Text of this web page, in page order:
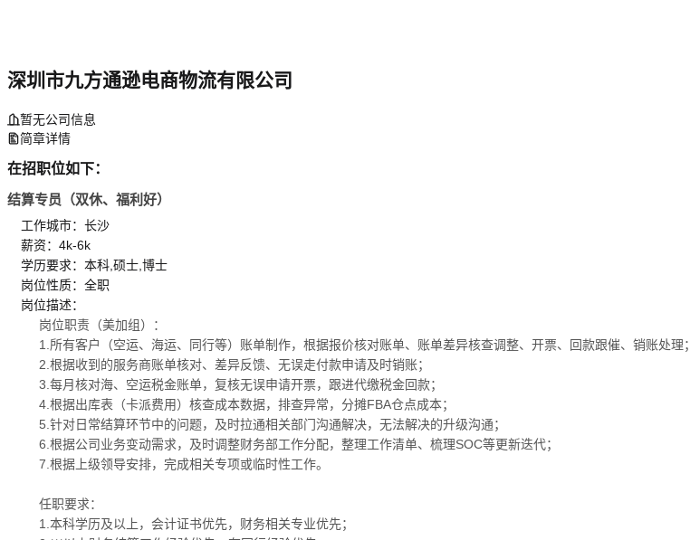
深圳市九方通逊电商物流有限公司
暂无公司信息
简章详情
在招职位如下：
结算专员（双休、福利好）
工作城市：长沙
薪资：4k-6k
学历要求：本科,硕士,博士
岗位性质：全职
岗位描述：
岗位职责（美加组）：
1.所有客户（空运、海运、同行等）账单制作，根据报价核对账单、账单差异核查调整、开票、回款跟催、销账处理；
2.根据收到的服务商账单核对、差异反馈、无误走付款申请及时销账；
3.每月核对海、空运税金账单，复核无误申请开票，跟进代缴税金回款；
4.根据出库表（卡派费用）核查成本数据，排查异常，分摊FBA仓点成本；
5.针对日常结算环节中的问题，及时拉通相关部门沟通解决，无法解决的升级沟通；
6.根据公司业务变动需求，及时调整财务部工作分配，整理工作清单、梳理SOC等更新迭代；
7.根据上级领导安排，完成相关专项或临时性工作。
任职要求：
1.本科学历及以上，会计证书优先，财务相关专业优先；